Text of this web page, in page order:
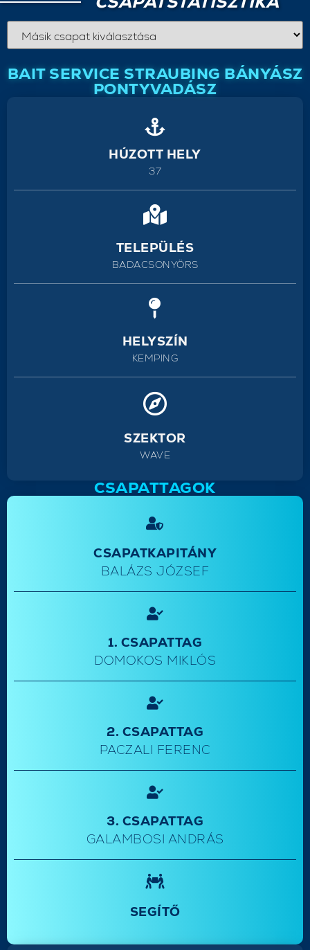
BAIT SERVICE STRAUBING BÁNYÁSZ
PONTYVADÁSZ
HÚZOTT HELY
37
TELEPÜLÉS
BADACSONYÖRS
HELYSZÍN
KEMPING
SZEKTOR
WAVE
CSAPATTAGOK
CSAPATKAPITÁNY
BALÁZS JÓZSEF
1. CSAPATTAG
DOMOKOS MIKLÓS
2. CSAPATTAG
PACZALI FERENC
3. CSAPATTAG
GALAMBOSI ANDRÁS
SEGÍTŐ